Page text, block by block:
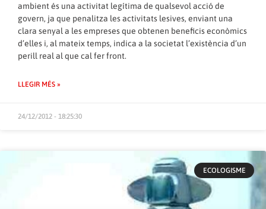
ambient és una activitat legítima de qualsevol acció de
govern, ja que penalitza les activitats lesives, enviant una
clara senyal a les empreses que obtenen beneficis econòmics
d’elles i, al mateix temps, indica a la societat l’existència d’un
perill real al que cal fer front.
LLEGIR MÉS »
24/12/2012 - 18:25:30
ECOLOGISME